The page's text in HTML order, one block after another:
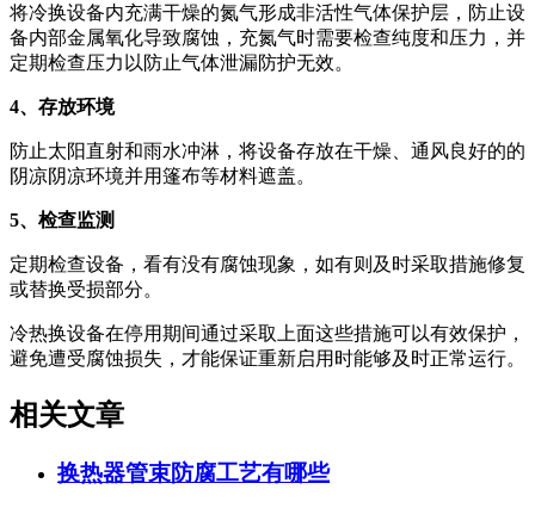
将冷换设备内充满干燥的氮气形成非活性气体保护层，防止设
备内部金属氧化导致腐蚀，充氮气时需要检查纯度和压力，并
定期检查压力以防止气体泄漏防护无效。
4、存放环境
防止太阳直射和雨水冲淋，将设备存放在干燥、通风良好的的
阴凉阴凉环境并用篷布等材料遮盖。
5、检查监测
定期检查设备，看有没有腐蚀现象，如有则及时采取措施修复
或替换受损部分。
冷热换设备在停用期间通过采取上面这些措施可以有效保护，
避免遭受腐蚀损失，才能保证重新启用时能够及时正常运行。
相关文章
换热器管束防腐工艺有哪些